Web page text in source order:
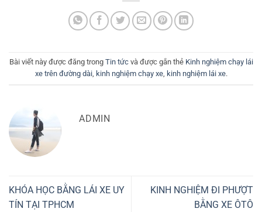
Bài viết này được đăng trong Tin tứcvà được gắn thẻ Kinh nghiệm chạy lái
xe trên đường dài, kinh nghiệm chạy xe, kinh nghiệm lái xe.
ADMIN
KHÓA HỌC BẰNG LÁI XE UY
TÍN TẠI TPHCM
KINH NGHIỆM ĐI PHƯỢT
BẰNG XE ÔTÔ